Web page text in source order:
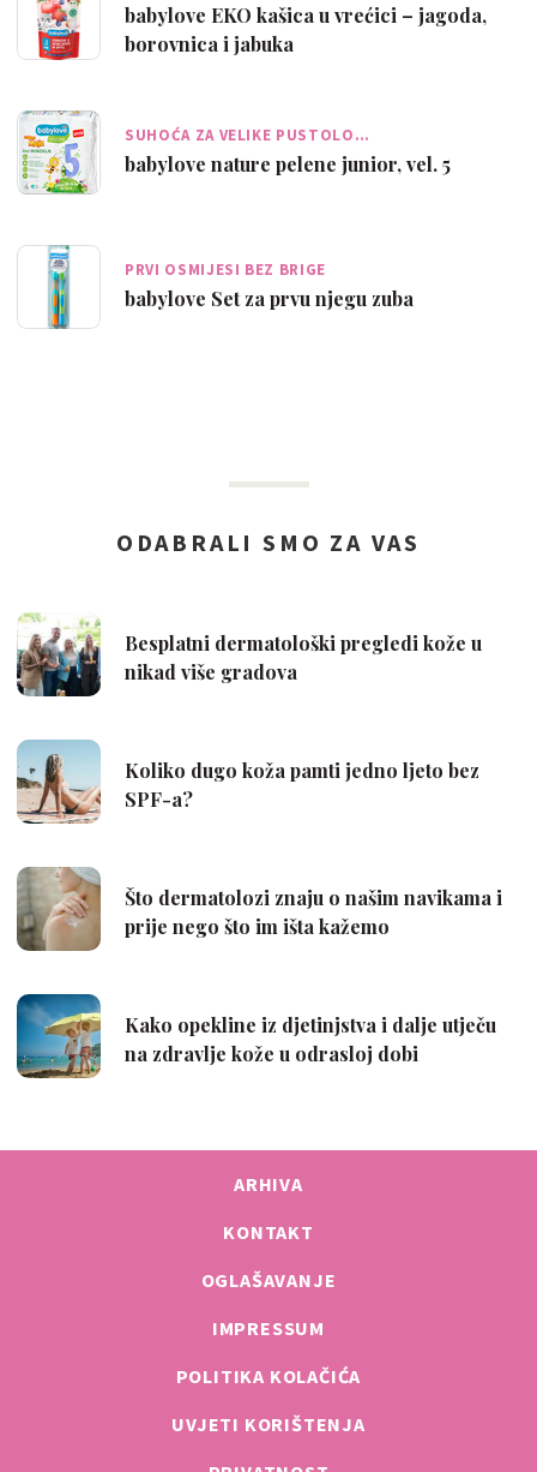
babylove EKO kašica u vrećici – jagoda,
borovnica i jabuka
SUHOĆA ZA VELIKE PUSTOLO…
babylove nature pelene junior, vel. 5
PRVI OSMIJESI BEZ BRIGE
babylove Set za prvu njegu zuba
ARHIVA
KONTAKT
OGLAŠAVANJE
IMPRESSUM
POLITIKA KOLAČIĆA
UVJETI KORIŠTENJA